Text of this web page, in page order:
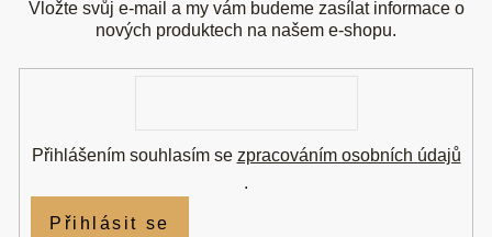
Vložte svůj e-mail a my vám budeme zasílat informace o
nových produktech na našem e-shopu.
Přihlášením souhlasím se zpracováním osobních údajů
.
Přihlásit se